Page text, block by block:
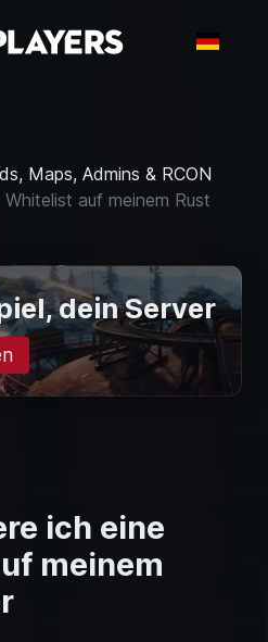
Maps, Admins & RCON
auf meinem Rust
dein Server
ich eine
meinem